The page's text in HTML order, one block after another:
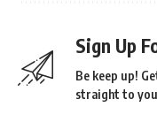
Sign Up
Be keep up!
straight to